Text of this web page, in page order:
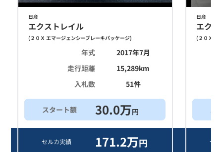
日産
エクストレイル
( ２０Ｘ エマージェンシーブレーキパッケージ)
年式
2017年7月
走行距離
15,289km
入札数
51件
スタート額 30.0万円
セルカ実績 171.2万円
日産
エク
( ２０Ｘ エ
ス
セ